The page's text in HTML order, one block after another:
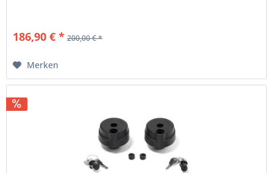
186,90 € * 200,00 € *
Merken